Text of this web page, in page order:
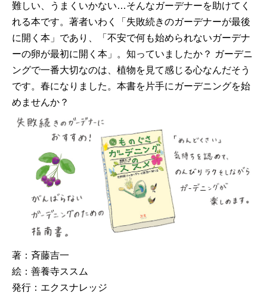
難しい、うまくいかない…そんなガーデナーを助けてく
れる本です。著者いわく「失敗続きのガーデナーが最後
に開く本」であり、「不安で何も始められないガーデナ
ーの卵が最初に開く本」。知っていましたか？ ガーデニ
ングで一番大切なのは、植物を見て感じる心なんだそう
です。春になりました。本書を片手にガーデニングを始
めませんか？
著：斉藤吉一
絵：善養寺ススム
発行：エクスナレッジ